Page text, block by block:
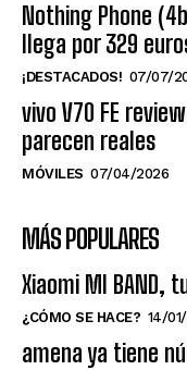
Nothing Phone
llega por 329
¡DESTACADOS! 07/07/
vivo V70 FE
parecen reales
MÓVILES 07/04/2026
MÁS POPULARES
Xiaomi MI BAND,
¿CÓMO SE HACE? 14/
amena ya tiene